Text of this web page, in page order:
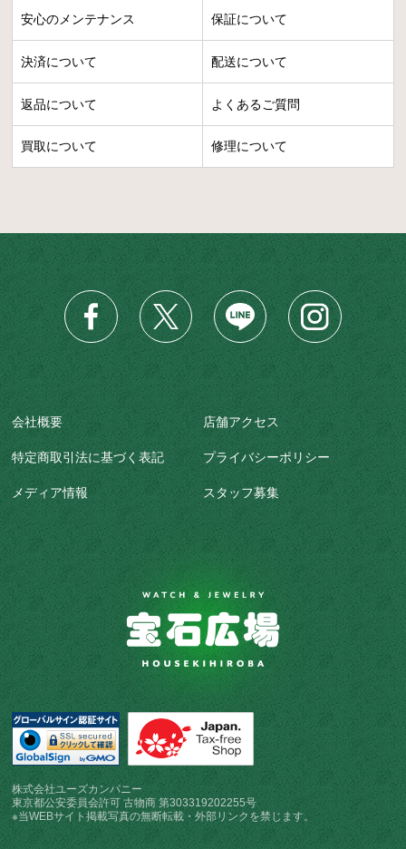
安心のメンテナンス 保証について
決済について 配送について
返品について よくあるご質問
買取について 修理について
会社概要 店舗アクセス
特定商取引法に基づく表記 プライバシーポリシー
メディア情報 スタッフ募集
株式会社ユーズカンパニー
東京都公安委員会許可 古物商 第303319202255号
※当WEBサイト掲載写真の無断転載・外部リンクを禁じます。